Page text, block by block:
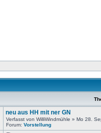
neu aus HH mit ner GN
Verfasst von WilliWindmühle » Mo 28.
Forum: Vorstellung